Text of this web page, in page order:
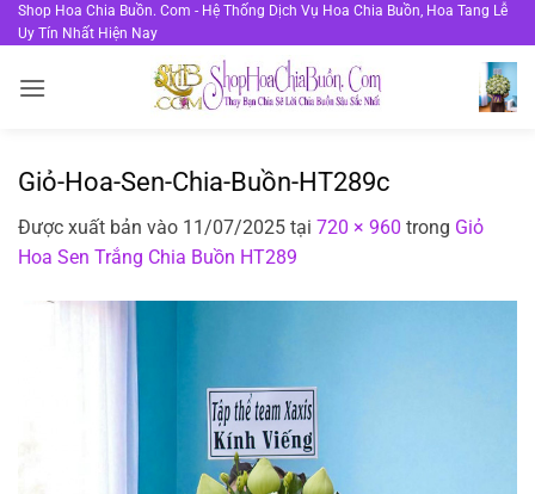
Bỏ
qua
dung
Shop Hoa Chia Buồn. Com - Hệ Thống Dịch Vụ Hoa Chia Buồn, Hoa Tang Lễ
Uy Tín Nhất Hiện Nay
Giỏ-Hoa-Sen-Chia-Buồn-HT289c
Được xuất bản vào 11/07/2025 tại 720 × 960 trong Giỏ
Hoa Sen Trắng Chia Buồn HT289